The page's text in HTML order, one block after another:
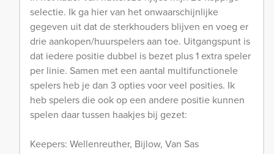
selectie. Ik ga hier van het onwaarschijnlijke
gegeven uit dat de sterkhouders blijven en voeg er
drie aankopen/huurspelers aan toe. Uitgangspunt is
dat iedere positie dubbel is bezet plus 1 extra speler
per linie. Samen met een aantal multifunctionele
spelers heb je dan 3 opties voor veel posities. Ik
heb spelers die ook op een andere positie kunnen
spelen daar tussen haakjes bij gezet:
Keepers: Wellenreuther, Bijlow, Van Sas